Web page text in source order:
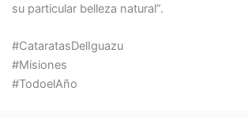
su particular belleza natural”.
#CataratasDelIguazu
#Misiones
#TodoelAño